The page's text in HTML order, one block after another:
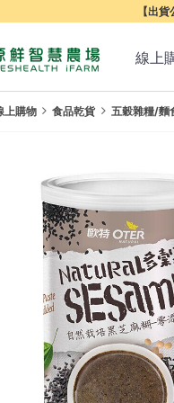
【出
線上
上購物 食品乾貨 五穀雜糧/麵